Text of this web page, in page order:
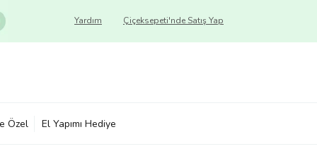
Çiçeksepeti'nde Satış Yap
Yardım
Özel El Yapımı Hediye